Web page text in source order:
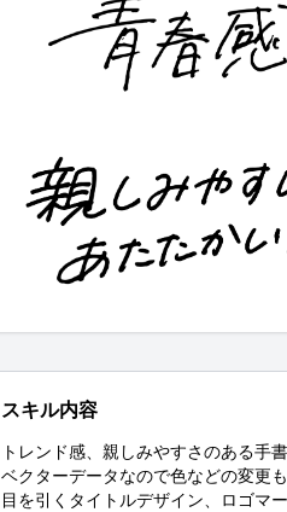
スキル内容
トレンド感、親しみやすさのある手
ベクターデータなので色などの変更
目を引くタイトルデザイン、ロゴマ